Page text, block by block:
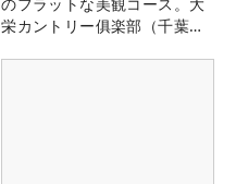
のフラットな美観コース。大
栄カントリー俱楽部（千葉